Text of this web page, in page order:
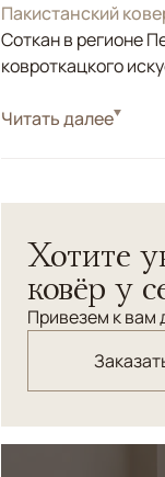
Пакистанский
Соткан в регионе
ковроткацкого
СтильКлассические
применением
Цветовая гамма
терракоты,
изысканности и
придавая
Читать далее
Хотите
ковёр у
Привезем к вам